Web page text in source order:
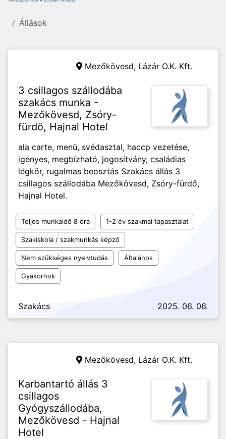
Állások
Mezőkövesd, Lázár O.K. Kft.
3 csillagos szállodába
szakács munka -
Mezőkövesd, Zsóry-
fürdő, Hajnal Hotel
ala carte, menü, svédasztal, haccp vezetése,
igényes, megbízható, jogosítvány, családias
légkör, rugalmas beosztás Szakács állás 3
csillagos szállodába Mezőkövesd, Zsóry-fürdő,
Hajnal Hotel.
Teljes munkaidő 8 óra 1-2 év szakmai tapasztalat
Szakiskola / szakmunkás képző
Nem szükséges nyelvtudás Általános
Gyakornok
Szakács 2025. 06. 06.
Mezőkövesd, Lázár O.K. Kft.
Karbantartó állás 3
csillagos
Gyógyszállodába,
Mezőkövesd - Hajnal
Hotel